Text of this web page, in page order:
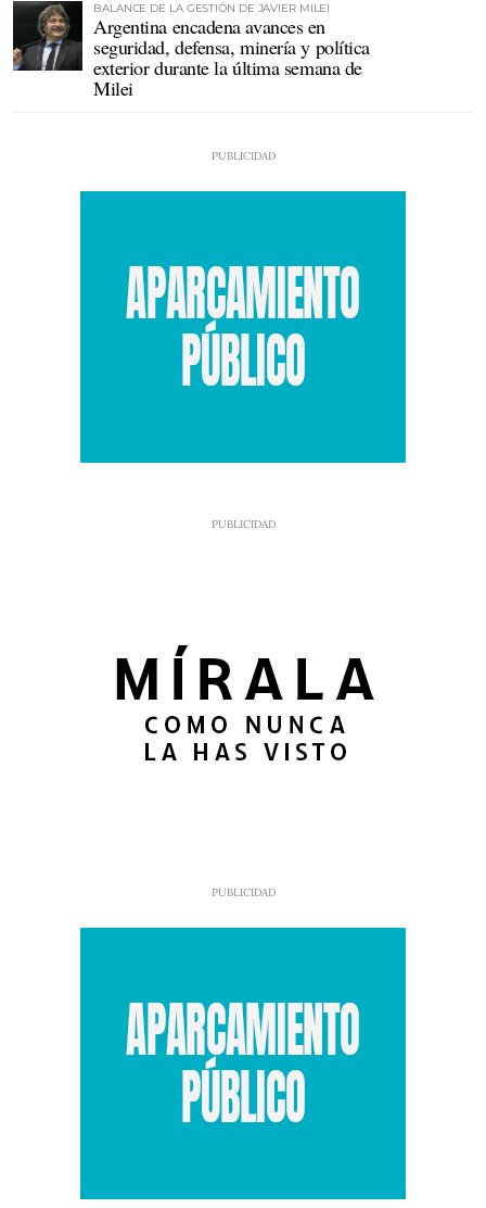
BALANCE DE LA GESTIÓN DE JAVIER MILEI
Argentina encadena avances en
seguridad, defensa, minería y política
exterior durante la última semana de
Milei